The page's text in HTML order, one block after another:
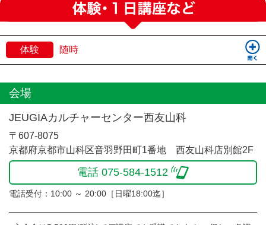
体験 随時
会場
JEUGIAカルチャーセンター西友山科
〒607-8075
京都府京都市山科区音羽野田町1番地 西友山科店別館2F
電話 075-584-1512
電話受付：10:00 ～ 20:00［日曜18:00迄］